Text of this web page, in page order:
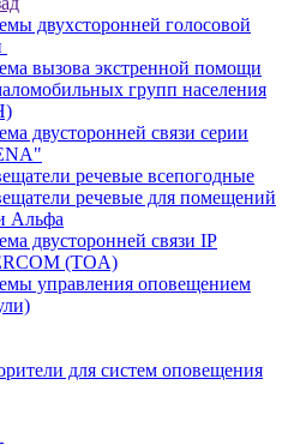
двухсторонней голосовой
вызова экстренной помощи
групп населения
двусторонней связи серии
речевые всепогодные
речевые для помещений
Альфа
двусторонней связи IP
(TOA)
управления оповещением
для систем оповещения